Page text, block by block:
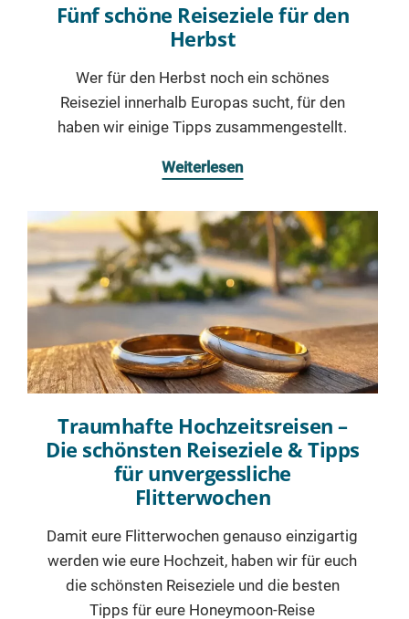
Fünf schöne Reiseziele für den
Herbst
Wer für den Herbst noch ein schönes
Reiseziel innerhalb Europas sucht, für den
haben wir einige Tipps zusammengestellt.
Weiterlesen
Traumhafte Hochzeitsreisen –
Die schönsten Reiseziele & Tipps
für unvergessliche
Flitterwochen
Damit eure Flitterwochen genauso einzigartig
werden wie eure Hochzeit, haben wir für euch
die schönsten Reiseziele und die besten
Tipps für eure Honeymoon-Reise